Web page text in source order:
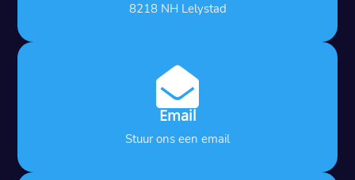
8218 NH Lelystad

Email
Stuur ons een email